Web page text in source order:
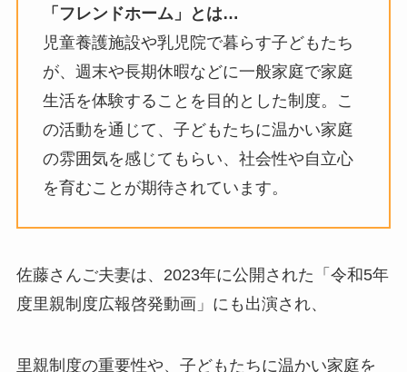
「フレンドホーム」とは…
児童養護施設や乳児院で暮らす子どもたち
が、週末や長期休暇などに一般家庭で家庭
生活を体験することを目的とした制度。​こ
の活動を通じて、子どもたちに温かい家庭
の雰囲気を感じてもらい、社会性や自立心
を育むことが期待されています。
佐藤さんご夫妻は、2023年に公開された「令和5年
度里親制度広報啓発動画」にも出演され、
里親制度の重要性や、子どもたちに温かい家庭を